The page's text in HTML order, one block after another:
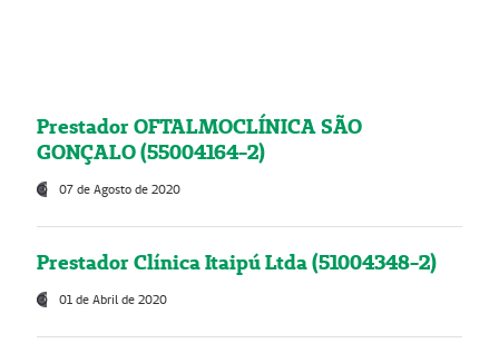
Prestador OFTALMOCLÍNICA SÃO
GONÇALO (55004164-2)
07 de Agosto de 2020
Prestador Clínica Itaipú Ltda (51004348-2)
01 de Abril de 2020